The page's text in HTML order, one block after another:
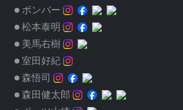
ボンバー
松本泰明
美馬右樹
室田好紀
森悟司
森田健太郎